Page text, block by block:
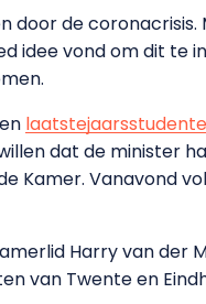
de coronacrisis.
idee vond om dit te
dat de minister
Kamer. Vanavond
Harry van der
van Twente en